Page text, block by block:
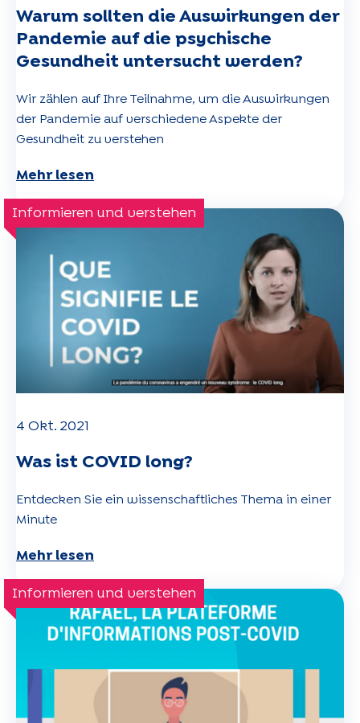
Warum sollten die Auswirkungen der
Pandemie auf die psychische
Gesundheit untersucht werden?
Wir zählen auf Ihre Teilnahme, um die Auswirkungen
der Pandemie auf verschiedene Aspekte der
Gesundheit zu verstehen
Mehr lesen
Informieren und verstehen
4 Okt. 2021
Was ist COVID long?
Entdecken Sie ein wissenschaftliches Thema in einer
Minute
Mehr lesen
Informieren und verstehen